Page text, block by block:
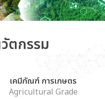
ตกรรม
เคมีภัณฑ์ การเกษตร
Agricultural Grade